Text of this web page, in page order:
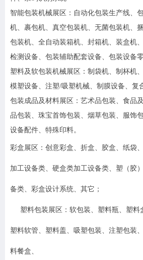
智能包装机械展区：自动化包装生产线、
机、裹包机、真空包装机、无菌包装机、
包装机、全自动装箱机、封箱机、装盒机
检测设备、包装辅助配套设备、包装设备
塑料及软包装机械展区：制袋机、制杯机
模塑设备、注塑/吸塑机械、制膜设备、复
包装成品及材料展区：艺术品包装、食品
品包装、珠宝首饰包装、烟草包装、服饰
设备配件、特殊印料。
彩盒展区：创意彩盒、折盒、胶盒、纸袋
加工设备类、硬盒类加工设备类、塑（胶
备类、彩盒设计系统、其它；
塑料包装展区：软包装、塑料瓶、塑料
塑料软管、塑料盖、吸塑包装、注塑包装
料餐盒、